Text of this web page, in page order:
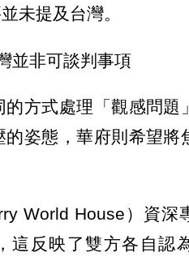
未提及台灣。
並非可談判事項
方式處理「觀感問題
姿態，華府則希望將
World House）資深
這反映了雙方各自認